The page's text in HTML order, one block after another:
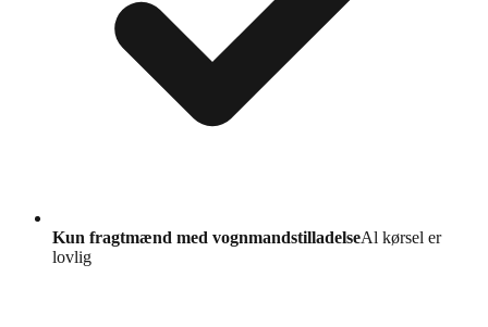
Kun fragtmænd med vognmandstilladelseAl kørsel er
lovlig